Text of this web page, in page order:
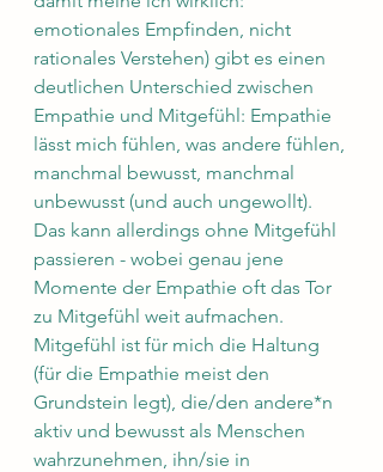
emotionales Empfinden, nicht
rationales Verstehen) gibt es einen
deutlichen Unterschied zwischen
Empathie und Mitgefühl: Empathie
lässt mich fühlen, was andere fühlen,
manchmal bewusst, manchmal
unbewusst (und auch ungewollt).
Das kann allerdings ohne Mitgefühl
passieren - wobei genau jene
Momente der Empathie oft das Tor
zu Mitgefühl weit aufmachen.
Mitgefühl ist für mich die Haltung
(für die Empathie meist den
Grundstein legt), die/den andere*n
aktiv und bewusst als Menschen
wahrzunehmen, ihn/sie in